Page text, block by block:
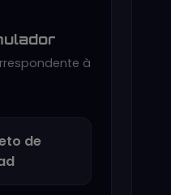
à
de